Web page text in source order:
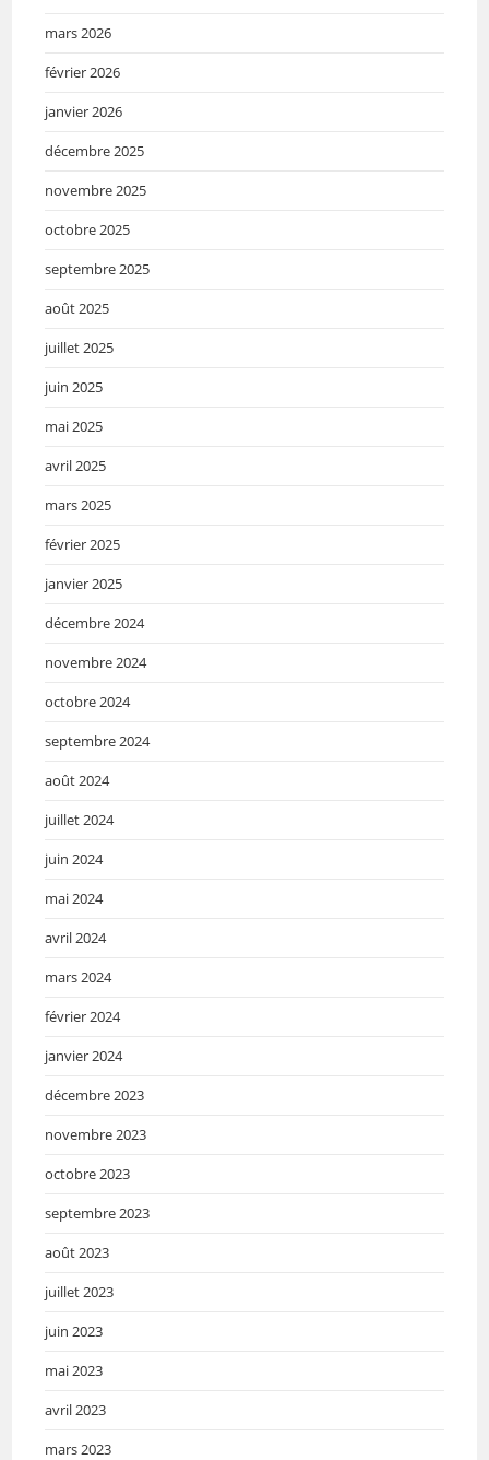
mars 2026
février 2026
janvier 2026
décembre 2025
novembre 2025
octobre 2025
septembre 2025
août 2025
juillet 2025
juin 2025
mai 2025
avril 2025
mars 2025
février 2025
janvier 2025
décembre 2024
novembre 2024
octobre 2024
septembre 2024
août 2024
juillet 2024
juin 2024
mai 2024
avril 2024
mars 2024
février 2024
janvier 2024
décembre 2023
novembre 2023
octobre 2023
septembre 2023
août 2023
juillet 2023
juin 2023
mai 2023
avril 2023
mars 2023